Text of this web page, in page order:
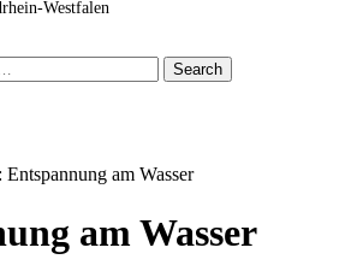
Westfalen
Search
am Wasser
am Wasser